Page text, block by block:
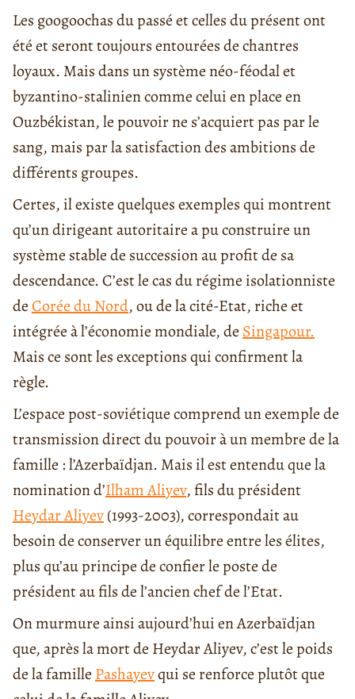
Les googoochas du passé et celles du présent ont
été et seront toujours entourées de chantres
loyaux. Mais dans un système néo-féodal et
byzantino-stalinien comme celui en place en
Ouzbékistan, le pouvoir ne s’acquiert pas par le
sang, mais par la satisfaction des ambitions de
différents groupes.
Certes, il existe quelques exemples qui montrent
qu’un dirigeant autoritaire a pu construire un
système stable de succession au profit de sa
descendance. C’est le cas du régime isolationniste
deCorée du Nord, ou de la cité-Etat, riche et
intégrée à l’économie mondiale, de Singapour.
Mais ce sont les exceptions qui confirment la
règle.
L’espace post-soviétique comprend un exemple de
transmission direct du pouvoir à un membre de la
famille : l’Azerbaïdjan. Mais il est entendu que la
nomination d’Ilham Aliyev, fils du président
Heydar Aliyev(1993-2003), correspondait au
besoin de conserver un équilibre entre les élites,
plus qu’au principe de confier le poste de
président au fils de l’ancien chef de l’Etat.
On murmure ainsi aujourd’hui en Azerbaïdjan
que, après la mort de Heydar Aliyev, c’est le poids
de la famille Pashayevqui se renforce plutôt que